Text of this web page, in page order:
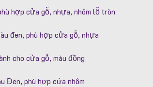
hợp cửa gỗ, nhựa, nhôm lỗ tròn
đen, phù hợp cửa gỗ, nhựa
cho cửa gỗ, màu đồng
Đen, phù hợp cửa nhôm